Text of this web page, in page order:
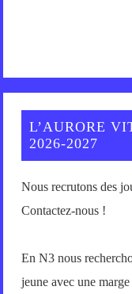
L’AURORE
2026-2027
Nous recrutons des
Contactez-nous !
En N3 nous
jeune avec une